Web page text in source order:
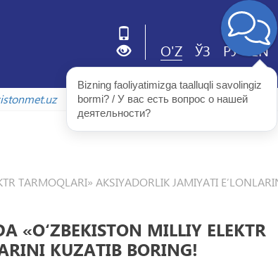
O'Z ЎЗ РУ EN
TARMOQLARI» AKSIYADORLIK JAMIYATI
MILLIY ELEKTR
KUZATIB BORING!
Bizning faoliyatimizga taalluqli savolingiz
bormi? / У вас есть вопрос о нашей
деятельности?